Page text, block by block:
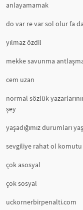
anlayamamak
do var re var sol olur fa
yılmaz özdil
mekke savunma
cem uzan
normal sözlük
şey
yaşadığımız durumları
sevgiliye rahat ol
çok asosyal
çok sosyal
uckornerbirpenalti.com